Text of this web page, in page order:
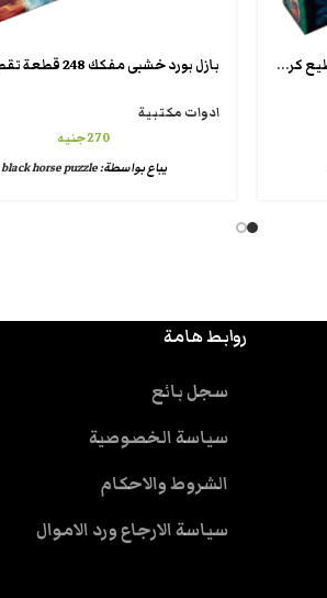
بازل بورد خشبى مفكك 248 قطعة تقطيع كريزى شيبس wooden crazy puzzle
ادوات مكتبية
270جنيه
يباع بواسطة:black horse puzzle
روابط هامة
سجل بائع
سياسة الخصوصية
الشروط والاحكام
سياسة الارجاع ورد الاموال